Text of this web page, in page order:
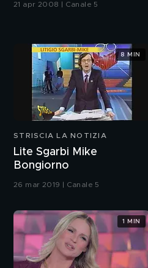
21 apr 2008 | Canale 5
STRISCIA LA NOTIZIA
Lite Sgarbi Mike
Bongiorno
26 mar 2019 | Canale 5
8 MIN
1 MIN